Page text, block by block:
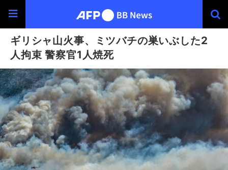
ギリシャ山火事、ミツバチの巣いぶした2
人拘束 警察官1人焼死